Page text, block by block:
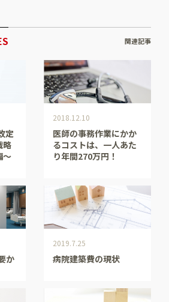
関連記事
定
略
～
2018.12.10
医師の事務作業にかか
るコストは、一人あた
り年間270万円！
か
2019.7.25
病院建築費の現状